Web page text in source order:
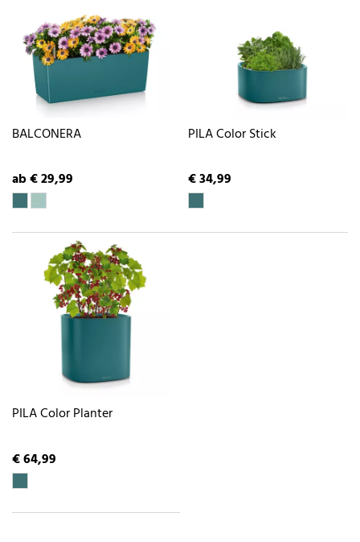
BALCONERA
ab € 29,99
PILA Color Stick
€ 34,99
PILA Color Planter
€ 64,99